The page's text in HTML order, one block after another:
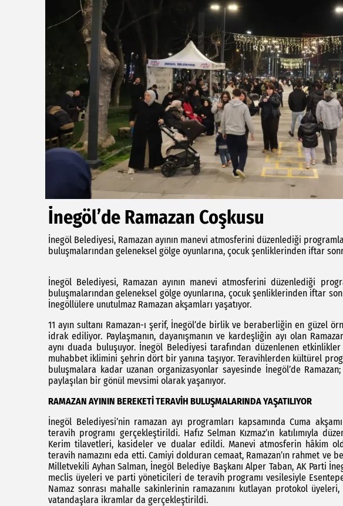
İnegöl’de Ramazan Coşkusu
İnegöl Belediyesi, Ramazan ayının manevi atmosferini düzenlediği
buluşmalarından geleneksel gölge oyunlarına, çocuk şenliklerinden iftar
İnegöl Belediyesi, Ramazan ayının manevi atmosferini düzenlediği
buluşmalarından geleneksel gölge oyunlarına, çocuk şenliklerinden iftar
İnegöllülere unutulmaz Ramazan akşamları yaşatıyor.
11 ayın sultanı Ramazan-ı şerif, İnegöl’de birlik ve beraberliğin en güzel
idrak ediliyor. Paylaşmanın, dayanışmanın ve kardeşliğin ayı olan
aynı duada buluşuyor. İnegöl Belediyesi tarafından düzenlenen
muhabbet iklimini şehrin dört bir yanına taşıyor. Teravihlerden kültürel
buluşmalara kadar uzanan organizasyonlar sayesinde İnegöl’de
paylaşılan bir gönül mevsimi olarak yaşanıyor.
RAMAZAN AYININ BEREKETİ TERAVİH BULUŞMALARINDA YAŞATILIYOR
İnegöl Belediyesi’nin ramazan ayı programları kapsamında Cuma
teravih programı gerçekleştirildi. Hafız Selman Kızmaz’ın katılımıyla
Kerim tilavetleri, kasideler ve dualar edildi. Manevi atmosferin hâkim
teravih namazını eda etti. Camiyi dolduran cemaat, Ramazan’ın rahmet ve
Milletvekili Ayhan Salman, İnegöl Belediye Başkanı Alper Taban, AK Parti
meclis üyeleri ve parti yöneticileri de teravih programı vesilesiyle
Namaz sonrası mahalle sakinlerinin ramazanını kutlayan protokol
vatandaşlara ikramlar da gerçekleştirildi.